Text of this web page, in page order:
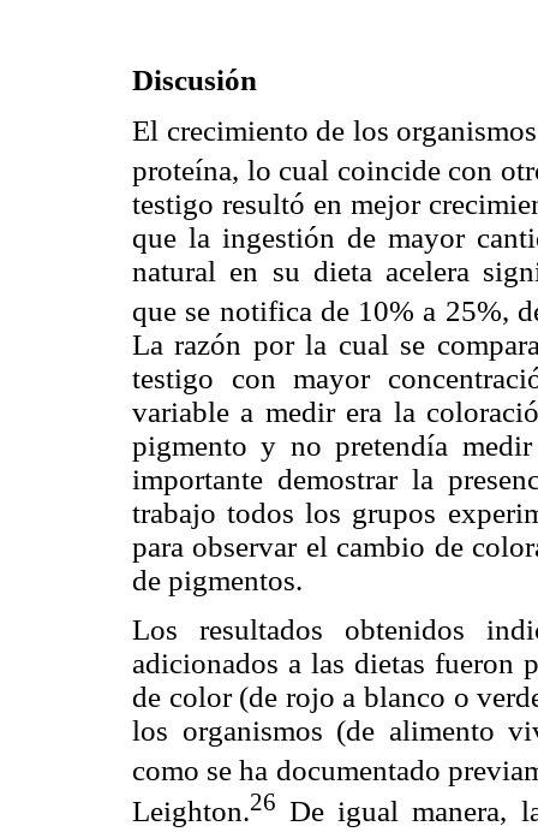
Discusión
El crecimiento de los
proteína, lo cual coincide con
testigo resultó en mejor
que la ingestión de mayor
natural en su dieta acelera
que se notifica de 10% a 25%,
La razón por la cual se
testigo con mayor
variable a medir era la
pigmento y no pretendía
importante demostrar la
trabajo todos los grupos
para observar el cambio de
de pigmentos.
Los resultados obtenidos
adicionados a las dietas fueron
de color (de rojo a blanco o
los organismos (de alimento
como se ha documentado
Leighton.26 De igual manera,